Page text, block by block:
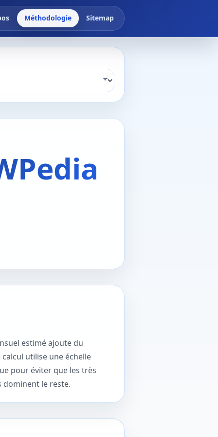
Méthodologie Sitemap
estimé ajoute du
calcul utilise une échelle
pour éviter que les très
dominent le reste.